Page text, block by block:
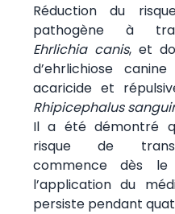
Réduction du
pathogène à
Ehrlichia canis, et
d’ehrlichiose
acaricide et
Rhipicephalus
Il a été démontré
risque de
commence dès
l’application du
persiste pendant